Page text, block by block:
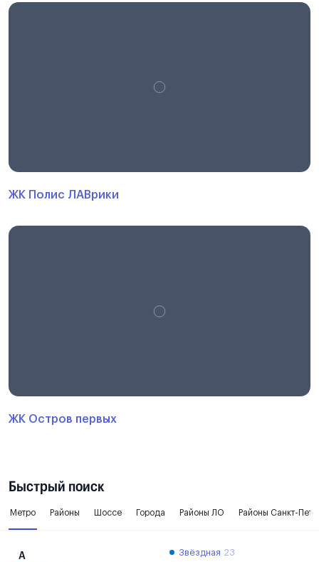
ЖК Полис ЛАВрики
ЖК Остров первых
Быстрый поиск
Метро Районы Шоссе Города Районы ЛО Районы Санкт-
А Звёздная 23